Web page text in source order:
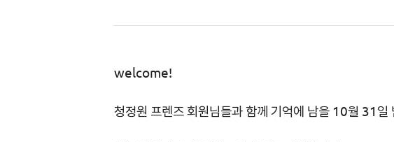
welcome!
청정원 프렌즈 회원님들과 함께 기억에 남을 10월 31일